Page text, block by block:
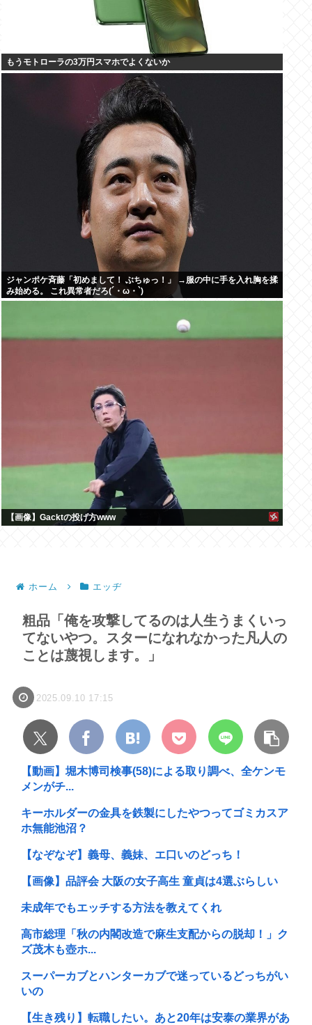
もうモトローラの3万円スマホでよくないか
ジャンポケ斉藤「初めまして！ ぶちゅっ！」 →服の中に手を入れ胸を揉
み始める。 これ異常者だろ(´・ω・`)
【画像】Gacktの投げ方www
ホーム エッヂ
粗品「俺を攻撃してるのは人生うまくいっ
てないやつ。スターになれなかった凡人の
ことは蔑視します。」
2025.09.10 17:15
【動画】堀木博司検事(58)による取り調べ、全ケンモ
メンがチ...
キーホルダーの金具を鉄製にしたやつってゴミカスア
ホ無能池沼？
【なぞなぞ】義母、義妹、エ口いのどっち！
【画像】品評会 大阪の女子高生 童貞は4選ぶらしい
未成年でもエッチする方法を教えてくれ
高市総理「秋の内閣改造で麻生支配からの脱却！」ク
ズ茂木も壺ホ...
スーパーカブとハンターカブで迷っているどっちがい
いの
【生き残り】転職したい。あと20年は安泰の業界があ